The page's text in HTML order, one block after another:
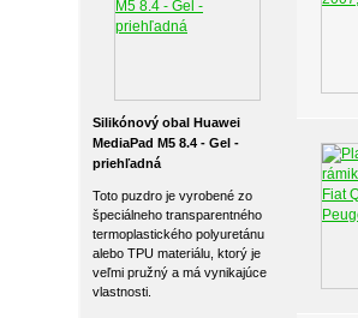
Silikónový obal Huawei
MediaPad M5 8.4 - Gel -
priehľadná
Toto puzdro je vyrobené zo
špeciálneho transparentného
termoplastického polyuretánu
alebo TPU materiálu, ktorý je
veľmi pružný a má vynikajúce
vlastnosti.